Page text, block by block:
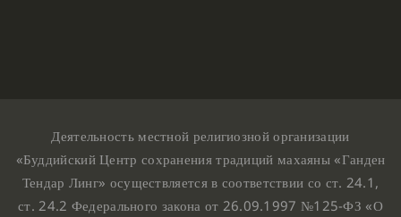
Деятельность местной религиозной организации
«Буддийский Центр сохранения традиций махаяны «Ганден
Тендар Линг» осуществляется в соответствии со ст. 24.1,
ст. 24.2 Федерального закона от 26.09.1997 №125-ФЗ «О